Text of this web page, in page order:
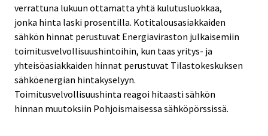
verrattuna lukuun ottamatta yhtä kulutusluokkaa,
jonka hinta laski prosentilla. Kotitalousasiakkaiden
sähkön hinnat perustuvat Energiaviraston julkaisemiin
toimitusvelvollisuushintoihin, kun taas yritys- ja
yhteisöasiakkaiden hinnat perustuvat Tilastokeskuksen
sähköenergian hintakyselyyn.
Toimitusvelvollisuushinta reagoi hitaasti sähkön
hinnan muutoksiin Pohjoismaisessa sähköpörssissä.